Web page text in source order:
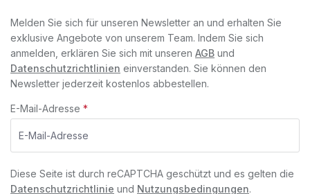
Melden Sie sich für unseren Newsletter an und erhalten Sie
exklusive Angebote von unserem Team. Indem Sie sich
anmelden, erklären Sie sich mit unseren AGB und
Datenschutzrichtlinien einverstanden. Sie können den
Newsletter jederzeit kostenlos abbestellen.
E-Mail-Adresse *
Diese Seite ist durch reCAPTCHA geschützt und es gelten die
Datenschutzrichtlinie und Nutzungsbedingungen.